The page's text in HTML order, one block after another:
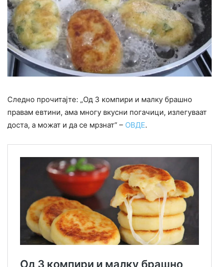
Следно прочитајте: „Од 3 компири и малку брашно
правам евтини, ама многу вкусни погачици, излегуваат
доста, а можат и да се мрзнат“ – ОВДЕ.